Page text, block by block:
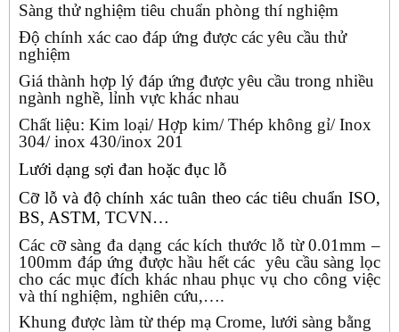
Sàng thử nghiệm tiêu chuẩn phòng thí nghiệm
Độ chính xác cao đáp ứng được các yêu cầu thử
nghiệm
Giá thành hợp lý đáp ứng được yêu cầu trong nhiều
ngành nghề, lỉnh vực khác nhau
Chất liệu: Kim loại/ Hợp kim/ Thép không gỉ/ Inox
304/ inox 430/inox 201
Lưới dạng sợi đan hoặc đục lỗ
Cỡ lỗ và độ chính xác tuân theo các tiêu chuẩn ISO,
BS, ASTM, TCVN…
Các cỡ sàng đa dạng các kích thước lỗ từ 0.01mm –
100mm đáp ứng được hầu hết các yêu cầu sàng lọc
cho các mục đích khác nhau phục vụ cho công việc
và thí nghiệm, nghiên cứu,….
Khung được làm từ thép mạ Crome, lưới sàng bằng